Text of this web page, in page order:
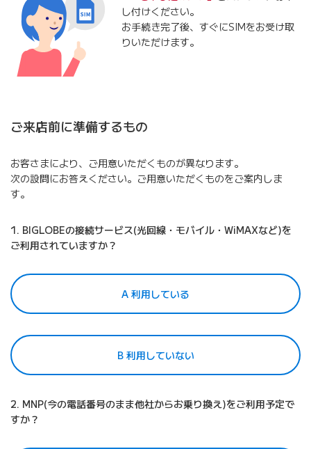
し付けください。
お手続き完了後、すぐにSIMをお受け取
りいただけます。
ご来店前に準備するもの
お客さまにより、ご用意いただくものが異なります。
次の設問にお答えください。ご用意いただくものをご案内しま
す。
1. BIGLOBEの接続サービス(光回線・モバイル・WiMAXなど)を
ご利用されていますか？
A 利用している
B 利用していない
2. MNP(今の電話番号のまま他社からお乗り換え)をご利用予定で
すか？